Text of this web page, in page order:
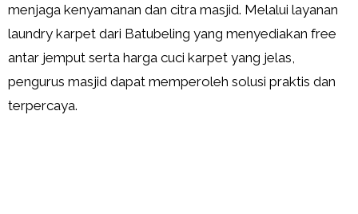
menjaga kenyamanan dan citra masjid. Melalui layanan
laundry karpet dari Batubeling yang menyediakan free
antar jemput serta harga cuci karpet yang jelas,
pengurus masjid dapat memperoleh solusi praktis dan
terpercaya.